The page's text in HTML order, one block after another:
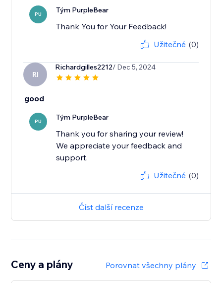
PU Tým PurpleBear
Thank You for Your Feedback!
Užitečné (0)
RI
Richardgilles2212/ Dec 5, 2024
good
PU Tým PurpleBear
Thank you for sharing your review!
We appreciate your feedback and
support.
Užitečné (0)
Číst další recenze
Ceny a plány Porovnat všechny plány